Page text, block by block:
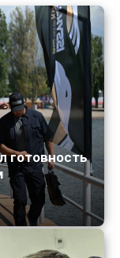
готовность